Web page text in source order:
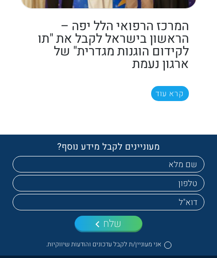
המרכז הרפואי הלל יפה –
הראשון בישראל לקבל את "תו
לקידום הוגנות מגדרית" של
ארגון נעמת
קרא עוד
מעוניינים לקבל מידע נוסף?
אני מעוניין/ת לקבל עדכונים והודעות שיווקיות.
שלח